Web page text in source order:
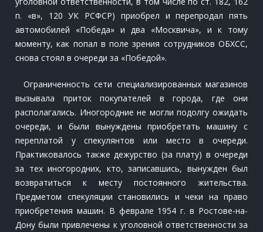
п. «в», 120 УК РСФСР) приобрел и перепродал пять
автомобилей «Победа» и два «Москвича», и к тому
моменту, как попал в поле зрения сотрудников ОБХСС,
снова стоял в очереди за «Победой».
Ограниченность сети специализированных магазинов
вызывала приток покупателей в города, где они
располагались. Иногородние не могли подолгу ожидать
очереди, и были вынуждены приобретать машину с
переплатой у спекулянтов или место в очереди.
Практиковалось также дежурство (за плату) в очереди
за тех иногородних, кто, записавшись, вынужден был
возвратиться к месту постоянного жительства.
Предметом спекуляции становились и чеки на право
приобретения машин. В феврале 1954 г. в Ростове-на-
Дону были привлечены к уголовной ответственности за